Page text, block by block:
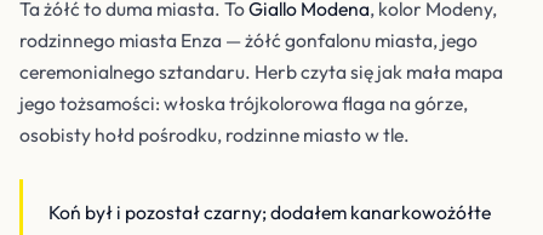
Ta żółć to duma miasta. ToGiallo Modena, kolor Modeny,
rodzinnego miasta Enza — żółć gonfalonu miasta, jego
ceremonialnego sztandaru. Herb czyta się jak mała mapa
jego tożsamości: włoska trójkolorowa flaga na górze,
osobisty hołd pośrodku, rodzinne miasto w tle.
Koń był i pozostał czarny; dodałem kanarkowożółte